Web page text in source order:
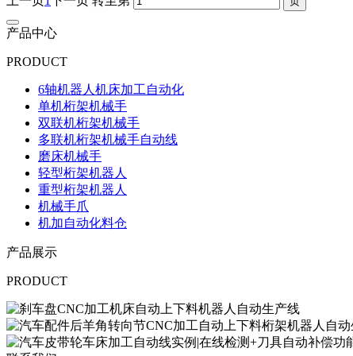
产品中心
PRODUCT
6轴机器人机床加工自动化
单机桁架机械手
双联机桁架机械手
多联机桁架机械手自动线
磨床机械手
轻型桁架机器人
重型桁架机器人
机械手爪
机加自动化料仓
产品展示
PRODUCT